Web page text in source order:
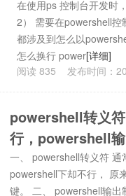
在使用ps 控制台开发时
2） 需要在powershell控
都涉及到怎么以
怎么换行 power[详细]
阅读835 发布时间：
powershell转义
行，powershell
一、 powershell转义符
powershell下却不行， 原
键。 二、 powershell输